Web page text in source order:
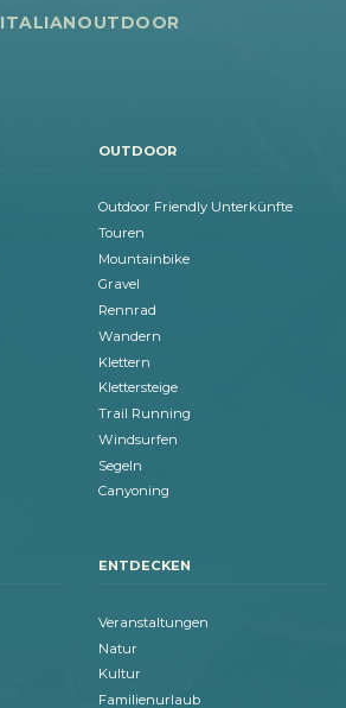
ITALIANOUTDOOR
OUTDOOR
Outdoor Friendly Unterkünfte
Touren
Mountainbike
Gravel
Rennrad
Wandern
Klettern
Klettersteige
Trail Running
Windsurfen
Segeln
Canyoning
ENTDECKEN
Veranstaltungen
Natur
Kultur
Familienurlaub